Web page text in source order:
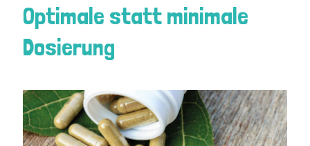
Optimale statt minimale
Dosierung